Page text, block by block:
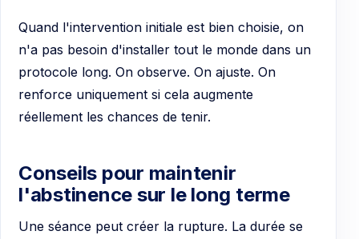
Quand l'intervention initiale est bien choisie, on
n'a pas besoin d'installer tout le monde dans un
protocole long. On observe. On ajuste. On
renforce uniquement si cela augmente
réellement les chances de tenir.
Conseils pour maintenir
l'abstinence sur le long terme
Une séance peut créer la rupture. La durée se